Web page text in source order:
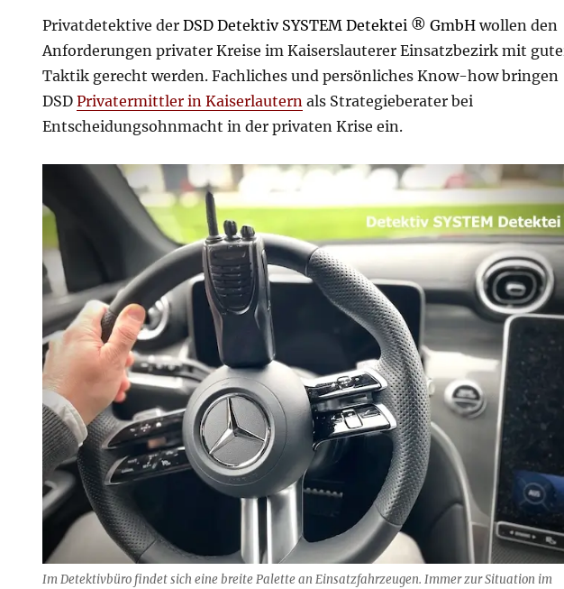
Privatdetektive der DSD Detektiv SYSTEM Detektei ® GmbHwollen den
Anforderungen privater Kreise im Kaiserslauterer Einsatzbezirk mit
Taktik gerecht werden. Fachliches und persönliches Know-how bringen
DSD Privatermittler in Kaiserlautern als Strategieberater bei
Entscheidungsohnmacht in der privaten Krise ein.
Im Detektivbüro findet sich eine breite Palette an Einsatzfahrzeugen. Immer zur Situation im